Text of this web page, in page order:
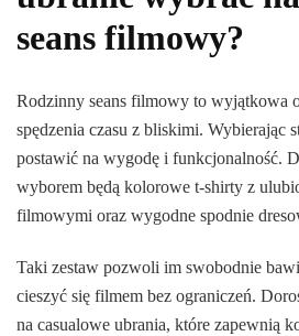
seans filmowy?
Rodzinny seans filmowy to wyjątkowa
spędzenia czasu z bliskimi. Wybierając
postawić na wygodę i funkcjonalność.
wyborem będą kolorowe t-shirty z
filmowymi oraz wygodne spodnie
Taki zestaw pozwoli im swobodnie
cieszyć się filmem bez ograniczeń.
na casualowe ubrania, które zapewnią